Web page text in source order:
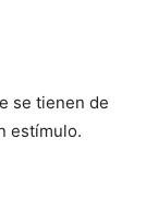
se tienen de
estímulo.